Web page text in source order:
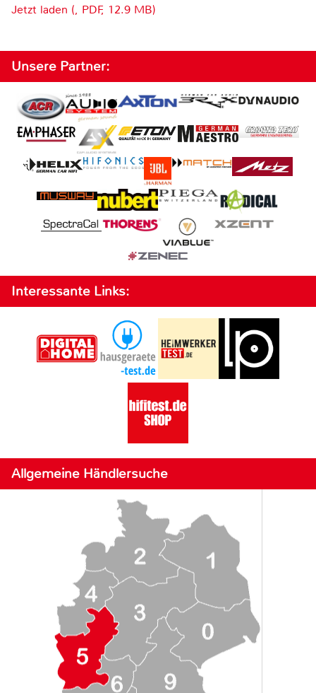
Jetzt laden (, PDF, 12.9 MB)
Unsere Partner:
Interessante Links:
Allgemeine Händlersuche